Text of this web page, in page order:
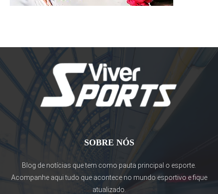
SOBRE NÓS
Blog de notícias que tem como pauta principal o esporte.
Acompanhe aqui tudo que acontece no mundo esportivo e fique
atualizado.